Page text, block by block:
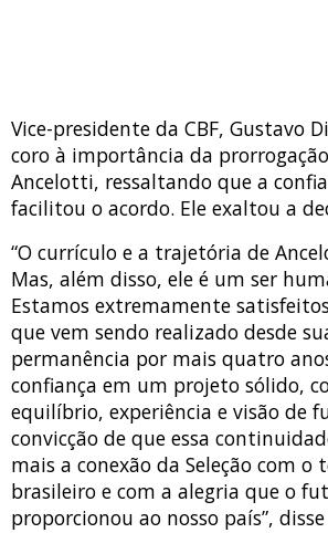
Vice-presidente da CBF, Gustavo
coro à importância da
Ancelotti, ressaltando que a
facilitou o acordo. Ele exaltou a
“O currículo e a trajetória de
Mas, além disso, ele é um ser
Estamos extremamente
que vem sendo realizado desde
permanência por mais quatro
confiança em um projeto sólido,
equilíbrio, experiência e visão de
convicção de que essa
mais a conexão da Seleção com o
brasileiro e com a alegria que o
proporcionou ao nosso país”,